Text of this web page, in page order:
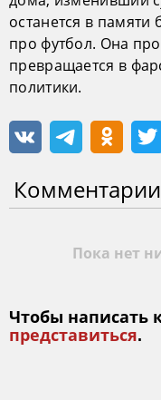
останется в
про футбол. Она про
превращается в
политики.
Комментарии
Пока нет
Чтобы написать
представиться.